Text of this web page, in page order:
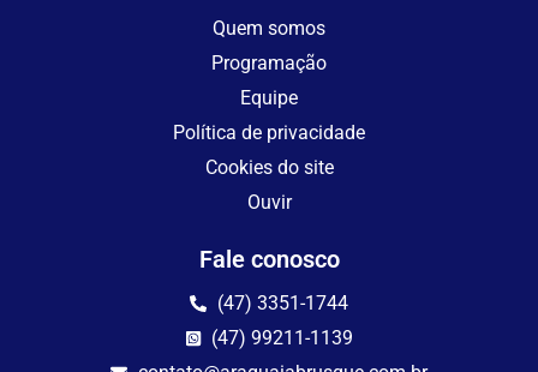
Quem somos
Programação
Equipe
Política de privacidade
Cookies do site
Ouvir
Fale conosco
(47) 3351-1744
(47) 99211-1139